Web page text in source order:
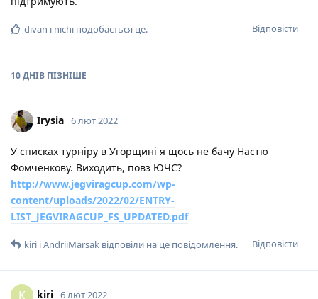
Відповісти
divan і nichi подобається це.
10 ДНІВ ПІЗНІШЕ
Irysia 6 лют 2022
У списках турніру в Угорщині я щось не бачу Настю
Фомченкову. Виходить, повз ЮЧС?
http://www.jegviragcup.com/wp-
content/uploads/2022/02/ENTRY-
LIST_JEGVIRAGCUP_FS_UPDATED.pdf
Відповісти
kiri іAndriiMarsak відповіли на це повідомлення.
K kiri 6 лют 2022